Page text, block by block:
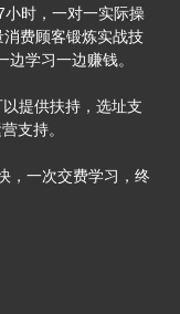
时，一对一实际操
费顾客锻炼实战技
学习一边赚钱。
提供扶持，选址支
支持。
，一次交费学习，终